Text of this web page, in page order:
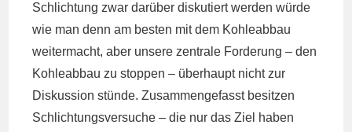
Schlichtung zwar darüber diskutiert werden würde
wie man denn am besten mit dem Kohleabbau
weitermacht, aber unsere zentrale Forderung – den
Kohleabbau zu stoppen – überhaupt nicht zur
Diskussion stünde. Zusammengefasst besitzen
Schlichtungsversuche – die nur das Ziel haben